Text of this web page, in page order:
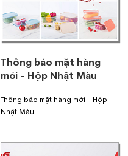
Thông báo mặt hàng
mới - Hộp Nhật Màu
Thông báo mặt hàng mới - Hộp
Nhật Màu